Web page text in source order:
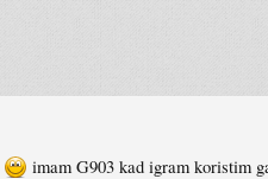
imam G903 kad igram koristim